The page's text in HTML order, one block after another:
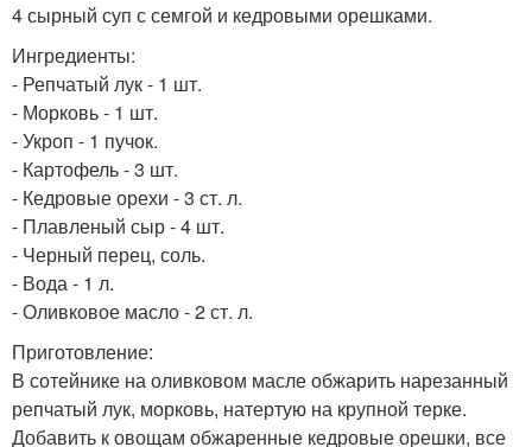
4 сырный суп с семгой и кедровыми орешками.
Ингредиенты:
- Репчатый лук - 1 шт.
- Морковь - 1 шт.
- Укроп - 1 пучок.
- Картофель - 3 шт.
- Кедровые орехи - 3 ст. л.
- Плавленый сыр - 4 шт.
- Черный перец, соль.
- Вода - 1 л.
- Оливковое масло - 2 ст. л.
Приготовление:
В сотейнике на оливковом масле обжарить нарезанный
репчатый лук, морковь, натертую на крупной терке.
Добавить к овощам обжаренные кедровые орешки, все